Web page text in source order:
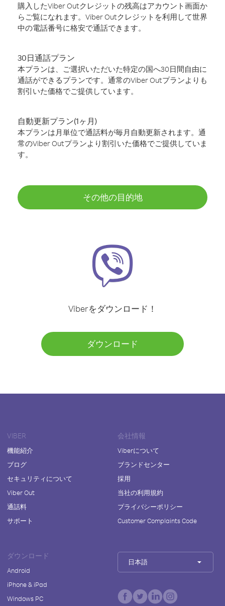
購入したViber Outクレジットの残高はアカウント画面か
らご覧になれます。Viber Outクレジットを利用して世界
中の電話番号に格安で通話できます。
30日通話プラン
本プランは、ご選択いただいた特定の国へ30日間自由に
通話ができるプランです。通常のViber Outプランよりも
割引いた価格でご提供しています。
自動更新プラン(1ヶ月)
本プランは月単位で通話料が毎月自動更新されます。通
常のViber Outプランより割引いた価格でご提供していま
す。
その他の目的地
Viberをダウンロード！
ダウンロード
VIBER
機能紹介
ブログ
セキュリティについて
Viber Out
通話料
サポート
会社情報
Viberについて
ブランドセンター
採用
当社の利用規約
プライバシーポリシー
Customer Complaints Code
ダウンロード
Android
iPhone & iPad
Windows PC
日本語